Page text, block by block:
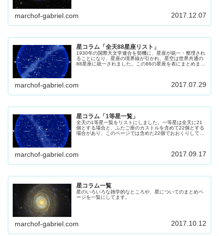
marchof-gabriel.com 2017.12.07
星コラム「全天88星座リスト」
1930年の国際天文学連合を契機に、星座が統一・整理され
ることになり、星座の境界線が引かれ、星空は世界共通の
88星座に統一されました。この88の星座を表にまとめまし
marchof-gabriel.com 2017.07.29
星コラム「1等星一覧」
全天の1等星一覧をリストにしました。一等星は全天に21
個とする場合と、ふたご座のカストルを含めて22個とする
場合があり、このページでは含めた22個でおおくりしてま
marchof-gabriel.com 2017.09.17
星コラム一覧
星のいろいろな雑学的なところや、星についてのまとめペ
ージを一覧にしてます。
marchof-gabriel.com 2017.10.12